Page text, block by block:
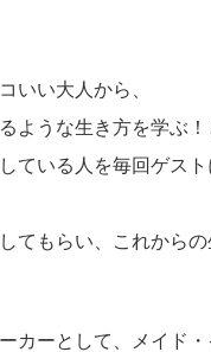
いい大人から、
ような生き方を学ぶ！
ている人を毎回ゲス
てもらい、これから
カーとして、メイド